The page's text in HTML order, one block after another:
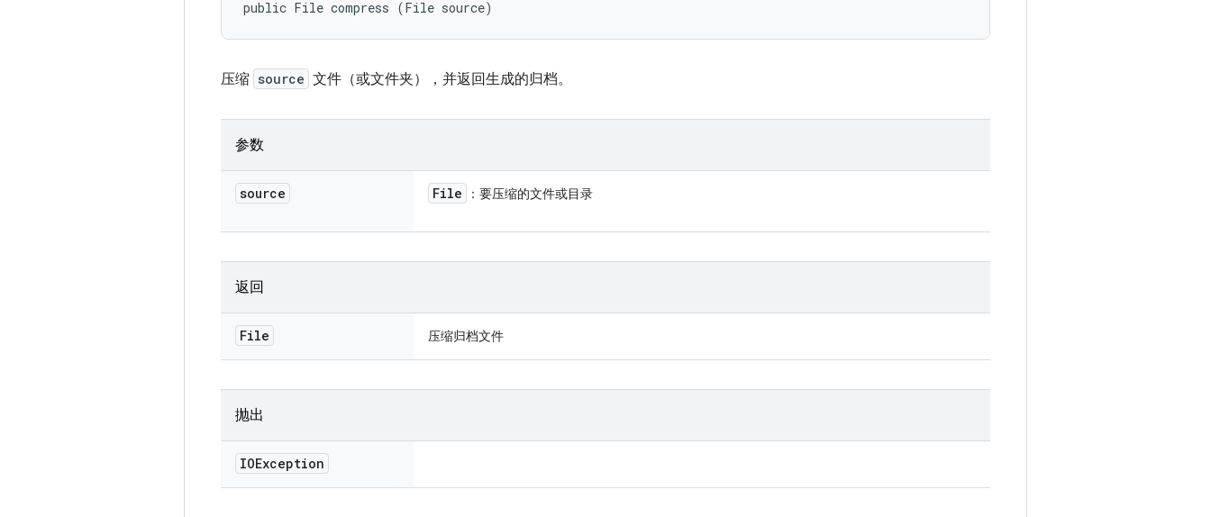
public File compress (File source)
压缩 source 文件（或文件夹），并返回生成的归档。
参数
source File ：要压缩的文件或目录
返回
File 压缩归档文件
抛出
IOException